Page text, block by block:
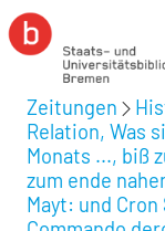
Zeitungen
Relation, Was
Monats ..., biß
zum ende
Mayt: und